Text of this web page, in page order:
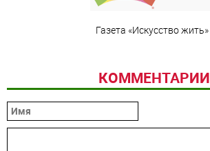
Газета «Искусство жить»
КОММЕНТАРИИ